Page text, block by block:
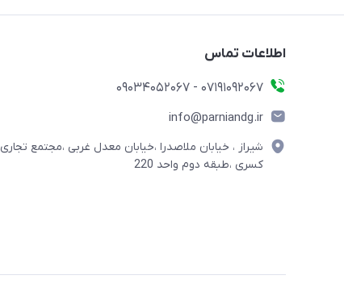
اطلاعات تماس
07191092067 - 09034052067
info@parniandg.ir
شیراز ، خیابان ملاصدرا ،خیابان معدل غربی ،مجتمع تجاری
کسری ،طبقه دوم واحد 220